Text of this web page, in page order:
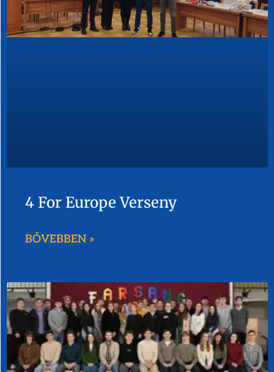
4 For Europe Verseny
BŐVEBBEN »